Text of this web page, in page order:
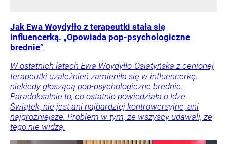
Jak Ewa Woydyłło z terapeutki stała się
influencerką. „Opowiada pop-psychologiczne
brednie”
W ostatnich latach Ewa Woydyłło-Osiatyńska z cenionej
terapeutki uzależnień zamieniła się w influencerkę,
niekiedy głoszącą pop-psychologiczne brednie.
Paradoksalnie to, co ostatnio powiedziała o Idze
Świątek, nie jest ani najbardziej kontrowersyjne, ani
najgroźniejsze. Problem w tym, że wszyscy udawali, że
tego nie widzą.